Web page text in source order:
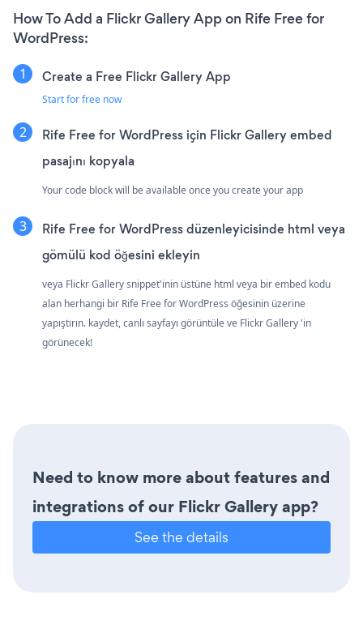
How To Add a Flickr Gallery App on Rife Free for
WordPress:
Create a Free Flickr Gallery App
Start for free now
Rife Free for WordPress için Flickr Gallery embed
pasajını kopyala
Your code block will be available once you create your app
Rife Free for WordPress düzenleyicisinde html veya
gömülü kod öğesini ekleyin
veya Flickr Gallery snippet'inin üstüne html veya bir embed kodu
alan herhangi bir Rife Free for WordPress öğesinin üzerine
yapıştırın. kaydet, canlı sayfayı görüntüle ve Flickr Gallery 'in
görünecek!
Need to know more about features and
integrations of our Flickr Gallery app?
See the details